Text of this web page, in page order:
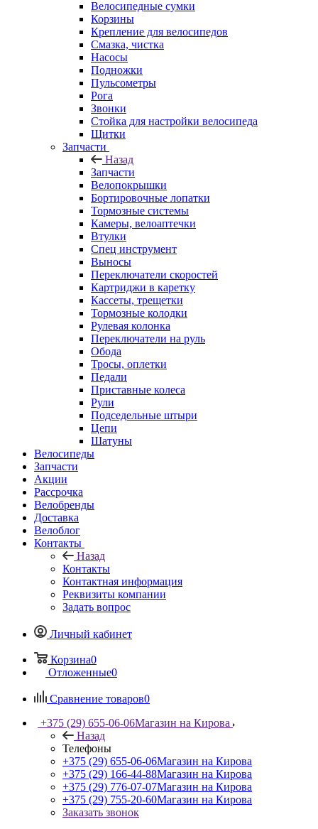
Велосипедные сумки
Корзины
Крепление для велосипедов
Смазка, чистка
Насосы
Подножки
Пульсометры
Рога
Звонки
Стойка для настройки велосипеда
Щитки
Запчасти
Назад
Запчасти
Велопокрышки
Бортировочные лопатки
Тормозные системы
Камеры, велоаптечки
Втулки
Спец инструмент
Выносы
Переключатели скоростей
Картриджи в каретку
Кассеты, трещетки
Тормозные колодки
Рулевая колонка
Переключатели на руль
Обода
Тросы, оплетки
Педали
Приставные колеса
Рули
Подседельные штыри
Цепи
Шатуны
Велосипеды
Запчасти
Акции
Рассрочка
Велобренды
Доставка
Велоблог
Контакты
Назад
Контакты
Контактная информация
Реквизиты компании
Задать вопрос
Личный кабинет
Корзина0
Отложенные0
Сравнение товаров0
+375 (29) 655-06-06Магазин на Кирова
Назад
Телефоны
+375 (29) 655-06-06Магазин на Кирова
+375 (29) 166-44-88Магазин на Кирова
+375 (29) 776-07-07Магазин на Кирова
+375 (29) 755-20-60Магазин на Кирова
Заказать звонок